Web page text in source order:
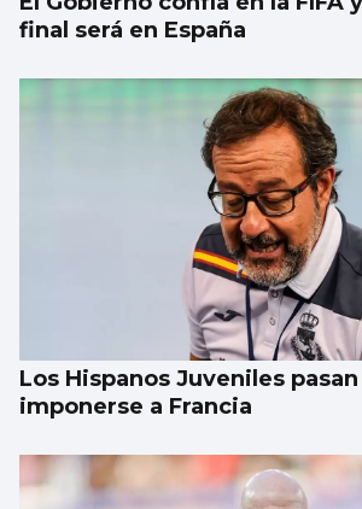
final será en España
Los Hispanos Juveniles
imponerse a Francia